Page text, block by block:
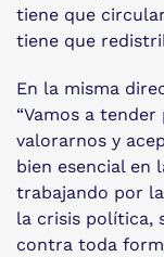
tiene que
tiene que
En la misma
“Vamos a
valorarnos y
bien esencial en
trabajando por
la crisis política,
contra toda